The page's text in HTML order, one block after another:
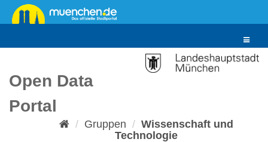
Überspringen
zum
Toggle
Open Data
Portal
Gruppen
Wissenschaft und
Technologie